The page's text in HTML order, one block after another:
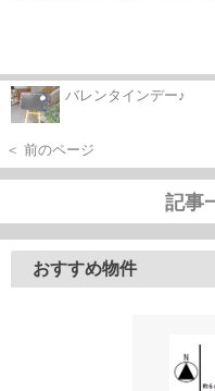
バレンタインデー♪
＜ 前のページ
記事
おすすめ物件